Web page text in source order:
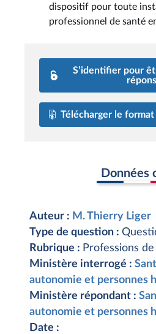
dispositif pour toute
professionnel de santé
S’identifier pour
Télécharger le
Données
Auteur : M. Thierry Liger
Type de question :
Rubrique : Professions
Ministère interrogé :
autonomie et personnes
Ministère répondant :
autonomie et personnes
Date :